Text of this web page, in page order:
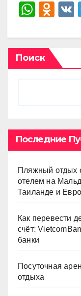
W
at
s
A
O
n
o
kl
ki
Поиск
Последние
Пляжный отдых
отелем на
Таиланде и
Как перевести
счёт:
банки
Посуточная
отдыха